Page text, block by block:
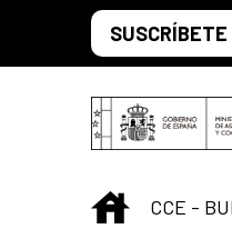
Saltar al contenido
INICIO
CCE -